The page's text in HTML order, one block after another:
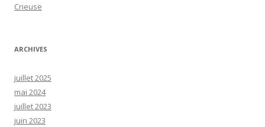
Crieuse
ARCHIVES
juillet 2025
mai 2024
juillet 2023
juin 2023